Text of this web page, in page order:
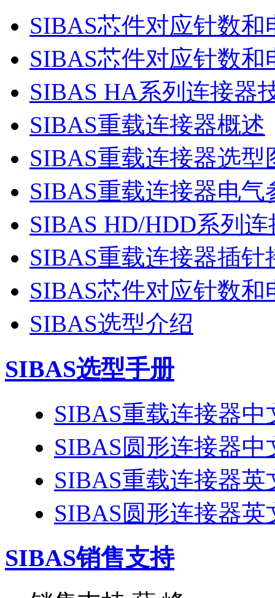
SIBAS芯件对应针数和
SIBAS芯件对应针数和
SIBAS HA系列连接器
SIBAS重载连接器概述
SIBAS重载连接器选型
SIBAS重载连接器电
SIBAS HD/HDD系列
SIBAS重载连接器插
SIBAS芯件对应针数和
SIBAS选型介绍
SIBAS选型手册
SIBAS重载连接器中
SIBAS圆形连接器中
SIBAS重载连接器英
SIBAS圆形连接器英
SIBAS销售支持